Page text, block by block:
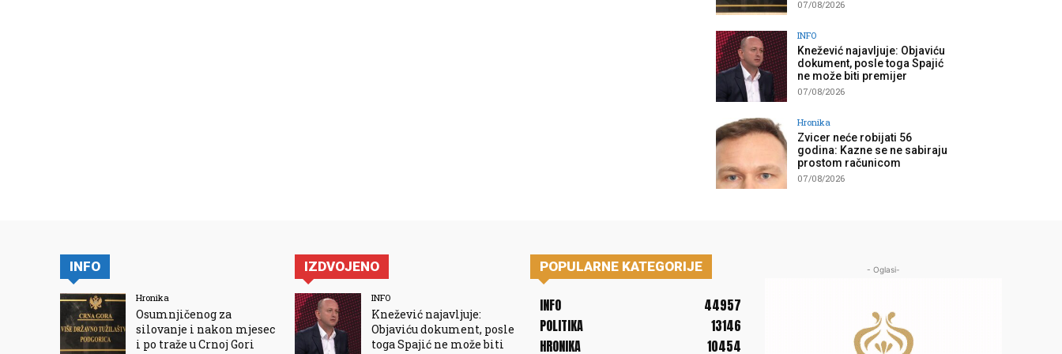
07/08/2026
INFO
Knežević najavljuje: Objaviću
dokument, posle toga Spajić
ne može biti premijer
07/08/2026
Hronika
Zvicer neće robijati 56
godina: Kazne se ne sabiraju
prostom računicom
07/08/2026
INFO
Hronika
Osumnjičenog za
silovanje i nakon mjesec
i po traže u Crnoj Gori
IZDVOJENO
INFO
Knežević najavljuje:
Objaviću dokument, posle
toga Spajić ne može biti
POPULARNE KATEGORIJE
INFO
44957
POLITIKA
13146
HRONIKA
10454
- Oglasi-